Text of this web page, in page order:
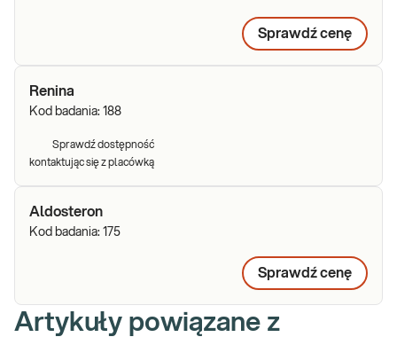
Sprawdź cenę
Renina
Kod badania: 188
Sprawdź dostępność
kontaktując się z placówką
Aldosteron
Kod badania: 175
Sprawdź cenę
Artykuły powiązane z